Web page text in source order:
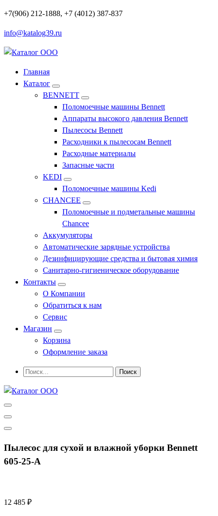
Перейти
содержимому
+7(906) 212-1888, +7 (4012) 387-837
info@katalog39.ru
Профессиональное оборудование и инструменты
Главная
Каталог
BENNETT
Поломоечные машины Bennett
Аппараты высокого давления Bennett
Пылесосы Bennett
Расходники к пылесосам Bennett
Расходные материалы
Запасные части
KEDI
Поломоечные машины Kedi
CHANCEE
Поломоечные и подметальные машины
Chancee
Аккумуляторы
Автоматические зарядные устройства
Дезинфицирующие средства и бытовая химия
Санитарно-гигиеническое оборудование
Контакты
О Компании
Обратиться к нам
Сервис
Магазин
Корзина
Оформление заказа
Пылесос для сухой и влажной уборки Bennett
605-25-A
12 485 ₽